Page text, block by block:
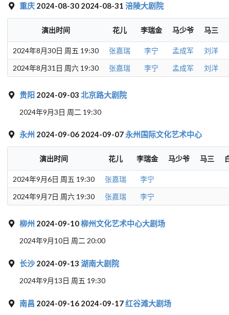
重庆 2024-08-30 2024-08-31涪陵大剧院
演出时间 花儿 李瑞金 马少爷 马三
2024年8月30日 周五 19:30 张嘉瑞 李宁 孟成军
刘洋
2024年8月31日 周六 19:30
张嘉瑞 李宁 孟成军 刘洋
贵阳 2024-09-03北京路大剧院
2024年9月3日 周二 19:30
永州 2024-09-06 2024-09-07永州国际文化艺术中心
演出时间 花儿 李瑞金 马少爷 马三
2024年9月6日 周五 19:30 张嘉瑞
李宁
2024年9月7日 周六 19:30
张嘉瑞 李宁
柳州 2024-09-10柳州文化艺术中心大剧场
2024年9月10日 周二 20:00
长沙 2024-09-13湖南大剧院
2024年9月13日 周五 19:30
南昌 2024-09-16 2024-09-17红谷滩大剧场